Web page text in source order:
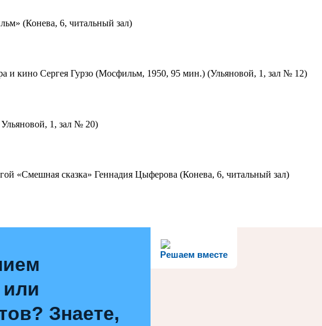
(Конева, 6, читальный зал)
и кино Сергея Гурзо (Мосфильм, 1950, 95 мин.) (Ульяновой, 1, зал № 12)
1, зал № 20)
«Смешная сказка» Геннадия Цыферова (Конева, 6, читальный зал)
Решаем вместе
Знаете,